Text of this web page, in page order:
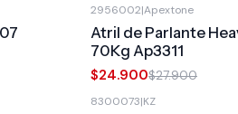
2956002|Apextone
Atril de Parlante
70Kg Ap3311
$24.900$27.900
8300073|KZ